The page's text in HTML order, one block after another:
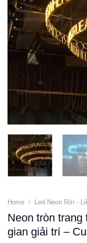
Home / Led Neon Rời -
Neon tròn trang
gian giải trí –